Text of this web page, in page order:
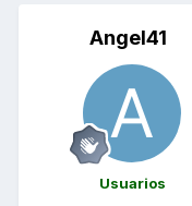
Angel41
Usuarios